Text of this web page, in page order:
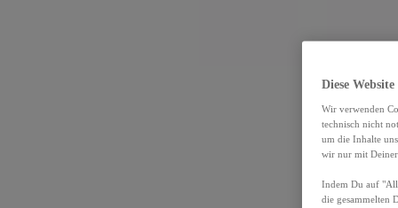
Diese
Wir verwenden
technisch nicht
um die Inhalte
wir nur mit
Indem Du auf
die gesammelten